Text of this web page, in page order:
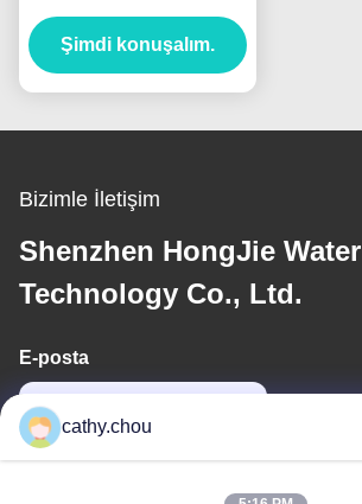
Endüstriyel ultra saf su
sistemleri
Şimdi konuşalım.
Bizimle İletişim
Shenzhen HongJie Water
Technology Co., Ltd.
E-posta
cathy.chou